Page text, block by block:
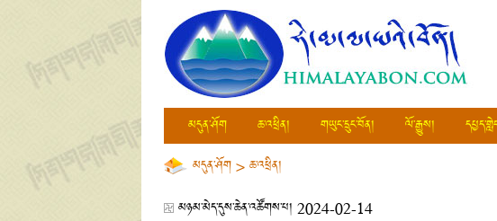
མདུན་ཤོག
ཆ་འཕྲིན། གཡུང་དྲུང་བོན། ལོ་རྒྱུས།
མདུན་ཤོག>ཆ་འཕྲིན།
མཉམ་མེད་དུས་ཆེན་འཚོགས་པ། 2024-02-14